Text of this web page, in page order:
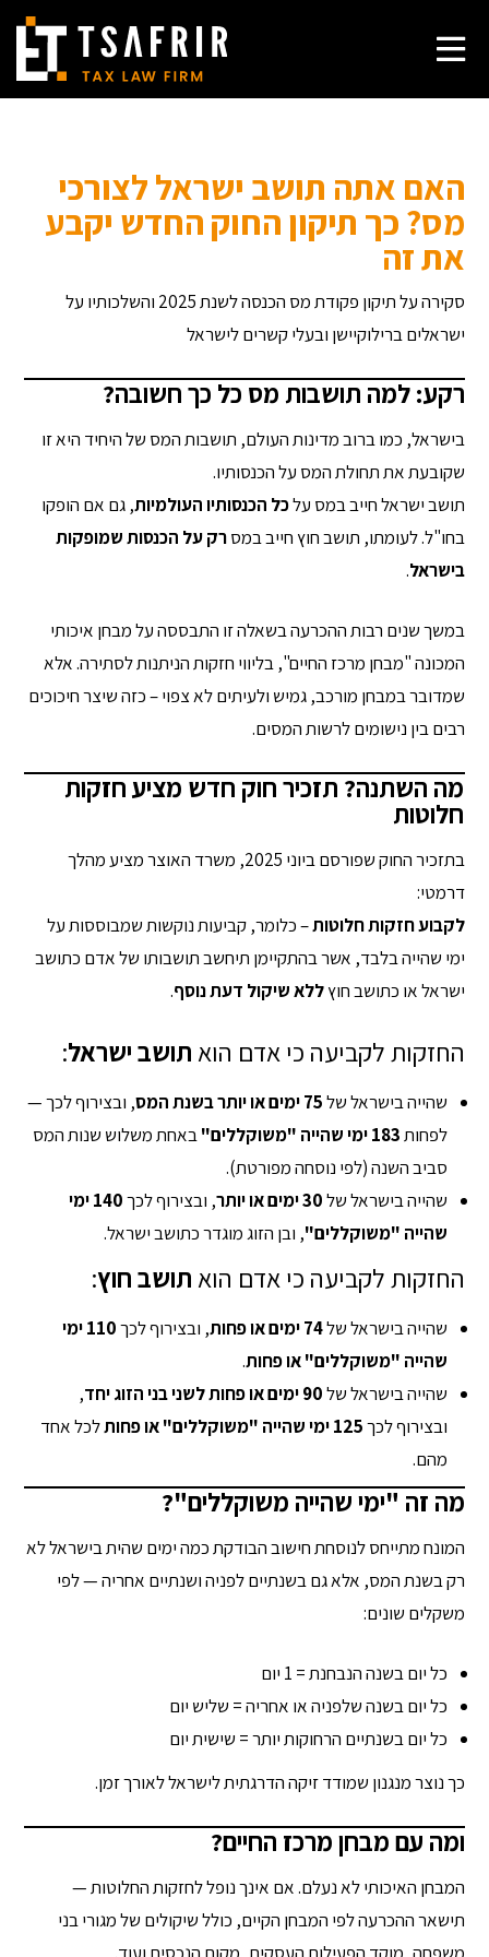
האם אתה תושב ישראל לצורכי
מס? כך תיקון החוק החדש יקבע
את זה
סקירה על תיקון פקודת מס הכנסה לשנת 2025 והשלכותיו על
ישראלים ברילוקיישן ובעלי קשרים לישראל
רקע: למה תושבות מס כל כך חשובה?
בישראל, כמו ברוב מדינות העולם, תושבות המס של היחיד היא זו
שקובעת את תחולת המס על הכנסותיו.
תושב ישראל חייב במס עלכל הכנסותיו העולמיות, גם אם הופקו
בחו"ל. לעומתו, תושב חוץ חייב במסרק על הכנסות שמופקות
בישראל.
במשך שנים רבות ההכרעה בשאלה זו התבססה על מבחן איכותי
המכונה "מבחן מרכז החיים", בליווי חזקות הניתנות לסתירה. אלא
שמדובר במבחן מורכב, גמיש ולעיתים לא צפוי – כזה שיצר חיכוכים
רבים בין נישומים לרשות המסים.
מה השתנה? תזכיר חוק חדש מציע חזקות
חלוטות
בתזכיר החוק שפורסם ביוני 2025, משרד האוצר מציע מהלך
דרמטי:
לקבוע חזקותחלוטות– כלומר, קביעות נוקשות שמבוססות על
ימי שהייה בלבד, אשר בהתקיימן תיחשב תושבותו של אדם כתושב
ישראל או כתושב חוץללא שיקול דעת נוסף.
החזקות לקביעה כי אדם הוא תושב ישראל:
שהייה בישראל של75 ימים או יותר בשנת המס
, ובצירוף לכך —
לפחות183 ימי שהייה "משוקללים"
באחת משלוש שנות המס
סביב השנה (לפי נוסחה מפורטת).
שהייה בישראל של30 ימים או יותר , ובצירוף לכך
140 ימי
שהייה "משוקללים", ובן הזוג מוגדר כתושב ישראל.
החזקות לקביעה כי אדם הוא תושב חוץ:
שהייה בישראל של74 ימים או פחות , ובצירוף לכך
110 ימי
שהייה "משוקללים" או פחות.
שהייה בישראל של90 ימים או פחות לשני בני הזוג יחד
,
ובצירוף לכך125 ימי שהייה "משוקללים" או פחות
לכל אחד
מהם.
מה זה "ימי שהייה משוקללים"?
המונח מתייחס לנוסחת חישוב הבודקת כמה ימים שהית בישראל לא
רק בשנת המס, אלא גם בשנתיים לפניה ושנתיים אחריה — לפי
משקלים שונים:
כל יום בשנה הנבחנת = 1 יום
כל יום בשנה שלפניה או אחריה = שליש יום
כל יום בשנתיים הרחוקות יותר = שישית יום
כך נוצר מנגנון שמודד זיקה הדרגתית לישראל לאורך זמן.
ומה עם מבחן מרכז החיים?
המבחן האיכותי לא נעלם. אם אינך נופל לחזקות החלוטות —
תישאר ההכרעה לפי המבחן הקיים, כולל שיקולים של מגורי בני